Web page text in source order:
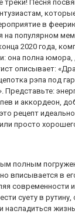
треки! Песня
в
на популярном
2020 года,
она полна юмора,
описывает:
рэпа под
Представьте:
и аккордеон,
рецепт
просто
полным
вписывается в
современности
суету в
насладиться